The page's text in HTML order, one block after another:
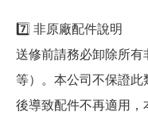
7️⃣ 非原廠配件說明
送修前請務必卸除所
等）。本公司不保證此
後導致配件不再適用